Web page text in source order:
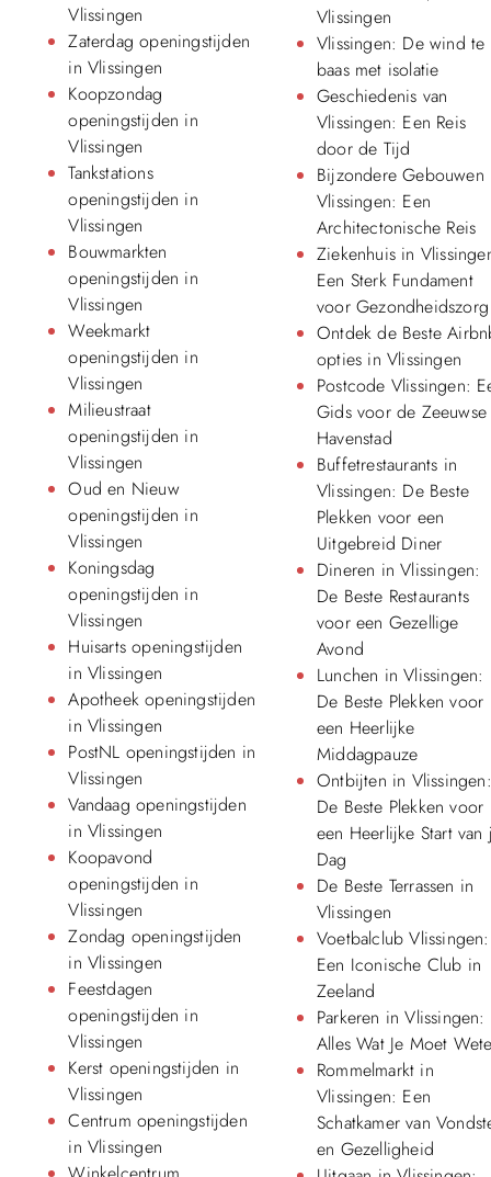
Vlissingen
Zaterdag openingstijden
in Vlissingen
Koopzondag
openingstijden in
Vlissingen
Tankstations
openingstijden in
Vlissingen
Bouwmarkten
openingstijden in
Vlissingen
Weekmarkt
openingstijden in
Vlissingen
Milieustraat
openingstijden in
Vlissingen
Oud en Nieuw
openingstijden in
Vlissingen
Koningsdag
openingstijden in
Vlissingen
Huisarts openingstijden
in Vlissingen
Apotheek openingstijden
in Vlissingen
PostNL openingstijden in
Vlissingen
Vandaag openingstijden
in Vlissingen
Koopavond
openingstijden in
Vlissingen
Zondag openingstijden
in Vlissingen
Feestdagen
openingstijden in
Vlissingen
Kerst openingstijden in
Vlissingen
Centrum openingstijden
in Vlissingen
Vlissingen
Vlissingen: De wind te
baas met isolatie
Geschiedenis van
Vlissingen: Een Reis
door de Tijd
Bijzondere Gebouwen
Vlissingen: Een
Architectonische Reis
Ziekenhuis in
Een Sterk Fundament
voor Gezondheidszorg
Ontdek de Beste
opties in Vlissingen
Postcode Vlissingen:
Gids voor de Zeeuwse
Havenstad
Buffetrestaurants in
Vlissingen: De Beste
Plekken voor een
Uitgebreid Diner
Dineren in Vlissingen:
De Beste Restaurants
voor een Gezellige
Avond
Lunchen in Vlissingen:
De Beste Plekken voor
een Heerlijke
Middagpauze
Ontbijten in Vlissingen:
De Beste Plekken voor
een Heerlijke Start van
Dag
De Beste Terrassen in
Vlissingen
Voetbalclub Vlissingen:
Een Iconische Club in
Zeeland
Parkeren in Vlissingen:
Alles Wat Je Moet
Rommelmarkt in
Vlissingen: Een
Schatkamer van
en Gezelligheid